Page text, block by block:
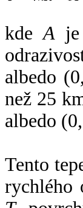
kdeA
albedo
než 25
albedo
Tento
rychlého